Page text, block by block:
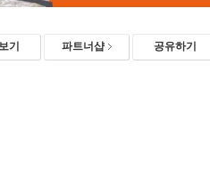
기 파트너샵 공유하기